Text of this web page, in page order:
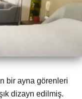
bir ayna görenleri
dizayn edilmiş.